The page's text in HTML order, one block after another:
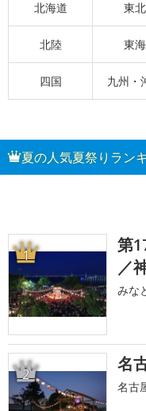
北海道 東北
北陸 東海
四国 九州・
夏の人気夏祭りラン
1
第
／
みな
2 名
名古